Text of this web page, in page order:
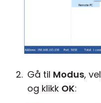
Gå til Modus,
og klikk OK: